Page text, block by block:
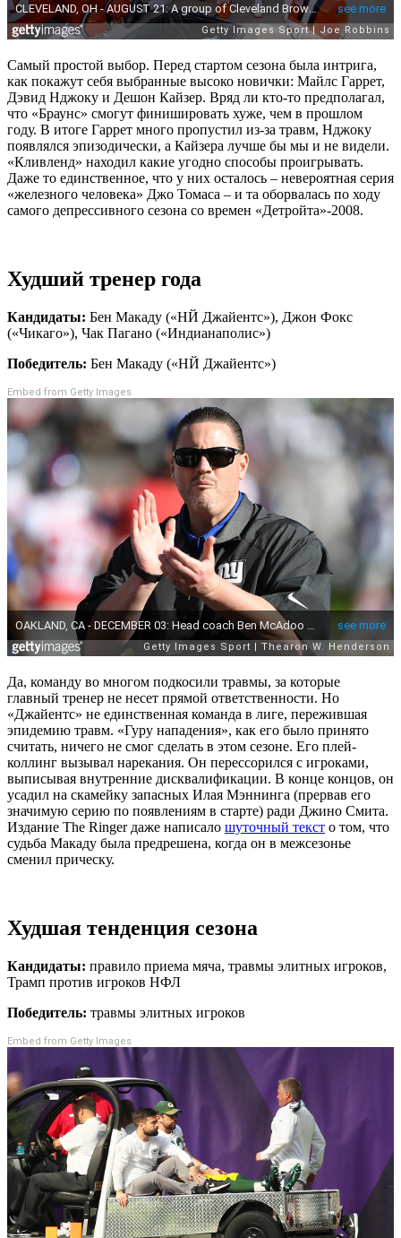
Самый простой выбор. Перед стартом сезона была интрига,
как покажут себя выбранные высоко новички: Майлс Гаррет,
Дэвид Нджоку и Дешон Кайзер. Вряд ли кто-то предполагал,
что «Браунс» смогут финишировать хуже, чем в прошлом
году. В итоге Гаррет много пропустил из-за травм, Нджоку
появлялся эпизодически, а Кайзера лучше бы мы и не видели.
«Кливленд» находил какие угодно способы проигрывать.
Даже то единственное, что у них осталось – невероятная серия
«железного человека» Джо Томаса – и та оборвалась по ходу
самого депрессивного сезона со времен «Детройта»-2008.
Худший тренер года
Кандидаты: Бен Макаду («НЙ Джайентс»), Джон Фокс
(«Чикаго»), Чак Пагано («Индианаполис»)
Победитель: Бен Макаду («НЙ Джайентс»)
Embed from Getty Images
Да, команду во многом подкосили травмы, за которые
главный тренер не несет прямой ответственности. Но
«Джайентс» не единственная команда в лиге, пережившая
эпидемию травм. «Гуру нападения», как его было принято
считать, ничего не смог сделать в этом сезоне. Его плей-
коллинг вызывал нарекания. Он перессорился с игроками,
выписывая внутренние дисквалификации. В конце концов, он
усадил на скамейку запасных Илая Мэннинга (прервав его
значимую серию по появлениям в старте) ради Джино Смита.
Издание The Ringer даже написало шуточный текст о том, что
судьба Макаду была предрешена, когда он в межсезонье
сменил прическу.
Худшая тенденция сезона
Кандидаты: правило приема мяча, травмы элитных игроков,
Трамп против игроков НФЛ
Победитель: травмы элитных игроков
Embed from Getty Images